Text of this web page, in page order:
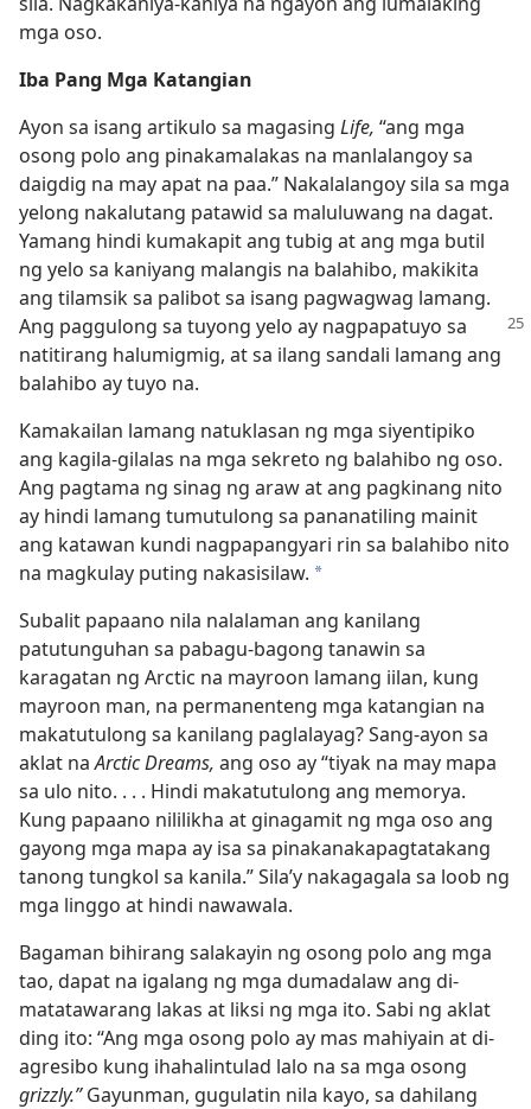
mga oso.
Iba Pang Mga Katangian
Ayon sa isang artikulo sa magasing Life, “ang mga
osong polo ang pinakamalakas na manlalangoy sa
daigdig na may apat na paa.” Nakalalangoy sila sa mga
yelong nakalutang patawid sa maluluwang na dagat.
Yamang hindi kumakapit ang tubig at ang mga butil
ng yelo sa kaniyang malangis na balahibo, makikita
ang tilamsik sa palibot sa isang pagwagwag lamang.
Ang paggulong sa tuyong yelo ay nagpapatuyo sa
natitirang halumigmig, at sa ilang sandali lamang ang
balahibo ay tuyo na.
Kamakailan lamang natuklasan ng mga siyentipiko
ang kagila-gilalas na mga sekreto ng balahibo ng oso.
Ang pagtama ng sinag ng araw at ang pagkinang nito
ay hindi lamang tumutulong sa pananatiling mainit
ang katawan kundi nagpapangyari rin sa balahibo nito
na magkulay puting nakasisilaw. a
Subalit papaano nila nalalaman ang kanilang
patutunguhan sa pabagu-bagong tanawin sa
karagatan ng Arctic na mayroon lamang iilan, kung
mayroon man, na permanenteng mga katangian na
makatutulong sa kanilang paglalayag? Sang-ayon sa
aklat naArctic Dreams, ang oso ay “tiyak na may mapa
sa ulo nito. . . . Hindi makatutulong ang memorya.
Kung papaano nililikha at ginagamit ng mga oso ang
gayong mga mapa ay isa sa pinakanakapagtatakang
tanong tungkol sa kanila.” Sila’y nakagagala sa loob ng
mga linggo at hindi nawawala.
Bagaman bihirang salakayin ng osong polo ang mga
tao, dapat na igalang ng mga dumadalaw ang di-
matatawarang lakas at liksi ng mga ito. Sabi ng aklat
ding ito: “Ang mga osong polo ay mas mahiyain at di-
agresibo kung ihahalintulad lalo na sa mga osong
grizzly.”Gayunman, gugulatin nila kayo, sa dahilang